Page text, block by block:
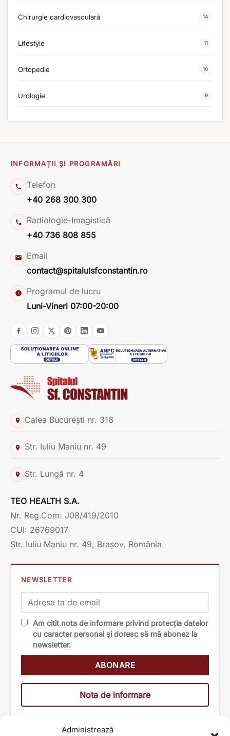
Administrează
Chirurgie cardiovasculară 14
Lifestyle 11
Ortopedie 10
Urologie 9
INFORMAȚII ȘI PROGRAMĂRI
Telefon
+40 268 300 300
Radiologie-Imagistică
+40 736 808 855
Email
contact@spitalulsfconstantin.ro
Programul de lucru
Luni-Vineri 07:00-20:00
Calea București nr. 318
Str. Iuliu Maniu nr. 49
Str. Lungă nr. 4
TEO HEALTH S.A.
Nr. Reg.Com: J08/419/2010
CUI: 26769017
Str. Iuliu Maniu nr. 49, Brașov, România
NEWSLETTER
Am citit nota de informare privind protecția datelor
cu caracter personal și doresc să mă abonez la
newsletter.
Nota de informare